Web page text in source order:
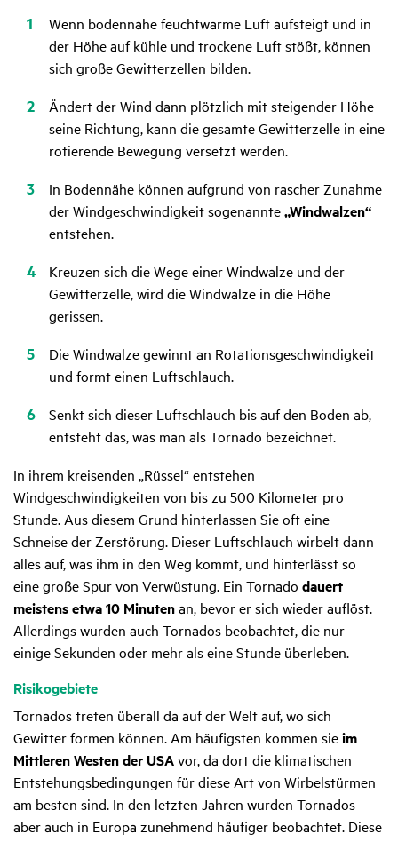
Wenn bodennahe feuchtwarme Luft aufsteigt und in
der Höhe auf kühle und trockene Luft stößt, können
sich große Gewitterzellen bilden.
Ändert der Wind dann plötzlich mit steigender Höhe
seine Richtung, kann die gesamte Gewitterzelle in eine
rotierende Bewegung versetzt werden.
In Bodennähe können aufgrund von rascher Zunahme
der Windgeschwindigkeit sogenannte„Windwalzen“
entstehen.
Kreuzen sich die Wege einer Windwalze und der
Gewitterzelle, wird die Windwalze in die Höhe
gerissen.
Die Windwalze gewinnt an Rotationsgeschwindigkeit
und formt einen Luftschlauch.
Senkt sich dieser Luftschlauch bis auf den Boden ab,
entsteht das, was man als Tornado bezeichnet.
In ihrem kreisenden „Rüssel“ entstehen
Windgeschwindigkeiten von bis zu 500 Kilometer pro
Stunde. Aus diesem Grund hinterlassen Sie oft eine
Schneise der Zerstörung. Dieser Luftschlauch wirbelt dann
alles auf, was ihm in den Weg kommt, und hinterlässt so
eine große Spur von Verwüstung. Ein Tornado dauert
meistens etwa 10 Minutenan, bevor er sich wieder auflöst.
Allerdings wurden auch Tornados beobachtet, die nur
einige Sekunden oder mehr als eine Stunde überleben.
Risi­ko­ge­biete
Tornados treten überall da auf der Welt auf, wo sich
Gewitter formen können. Am häufigsten kommen sieim
Mittleren Westen der USAvor, da dort die klimatischen
Entstehungsbedingungen für diese Art von Wirbelstürmen
am besten sind. In den letzten Jahren wurden Tornados
aber auch in Europa zunehmend häufiger beobachtet. Diese